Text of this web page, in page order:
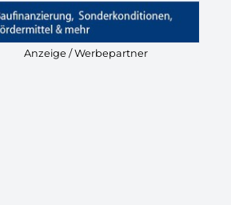
Anzeige / Werbepartner